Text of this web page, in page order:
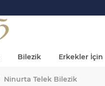
Bilezik Erkekler İçin
Ninurta Telek Bilezik